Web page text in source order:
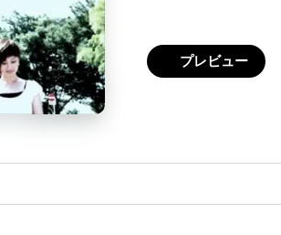
プレビュー